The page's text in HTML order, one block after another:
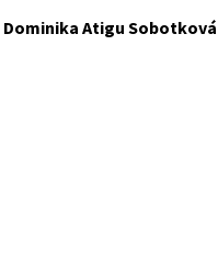
Dominika Atigu Sobotková